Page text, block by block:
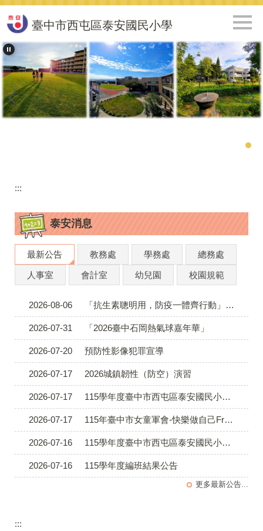
跳
到
主
要
內
容
區
臺中市西屯區泰安國民小學
:::
泰安消息
最新公告 教務處 學務處 總務處
人事室 會計室 幼兒園 校園規範
2026-08-06 「抗生素聰明用，防疫一體齊行動」插畫徵件活動
2026-07-31 「2026臺中石岡熱氣球嘉年華」
2026-07-20 預防性影像犯罪宣導
2026-07-17 2026城鎮韌性（防空）演習
2026-07-17 115學年度臺中市西屯區泰安國民小學代理、代課甄選(一次公告分次招考)三招結果公告
2026-07-17 115年臺中市女童軍會-快樂做自己Free Being Me 3.0活動
2026-07-16 115學年度臺中市西屯區泰安國民小學代理、代課教師甄選(一次公告分次招考)二招結果公告暨續辦第三次招考
2026-07-16 115學年度編班結果公告
更多最新公告...
:::